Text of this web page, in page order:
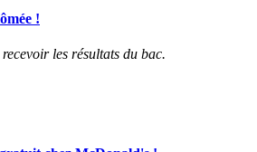
!
les résultats du bac.